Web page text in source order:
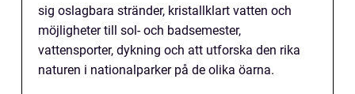
sig oslagbara stränder, kristallklart vatten och
möjligheter till sol- och badsemester,
vattensporter, dykning och att utforska den rika
naturen i nationalparker på de olika öarna.